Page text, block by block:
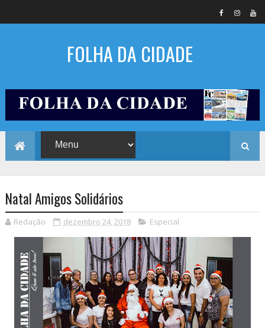
FOLHA DA CIDADE
Natal Amigos Solidários
Redação dezembro 24, 2018 Especial